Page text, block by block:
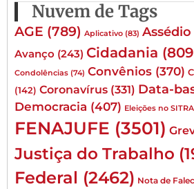
Nuvem de Tags
AGE (789) Aplicativo (83)
Avanço (243) Cidadania
Condolências (74) Convênios (370)
(142) Coronavírus (331) Data-
Democracia (407) Eleições no
FENAJUFE (3501)
Justiça do Trabalho
Federal (2462) Nota de